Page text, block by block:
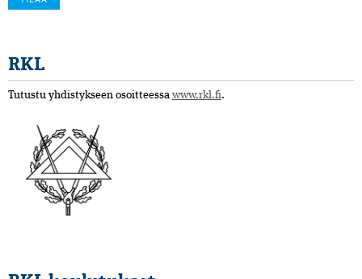
RKL
Tutustu yhdistykseen osoitteessa www.rkl.fi.